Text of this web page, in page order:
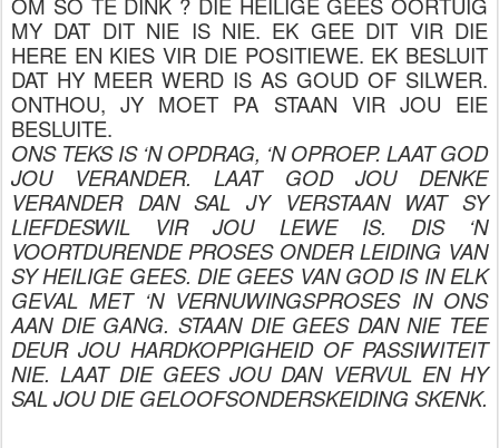
MY DAT DIT NIE IS NIE. EK GEE DIT VIR DIE
HERE EN KIES VIR DIE POSITIEWE. EK BESLUIT
DAT HY MEER WERD IS AS GOUD OF SILWER.
ONTHOU, JY MOET PA STAAN VIR JOU EIE
BESLUITE.
ONS TEKS IS ‘N OPDRAG, ‘N OPROEP. LAAT GOD
JOU VERANDER. LAAT GOD JOU DENKE
VERANDER DAN SAL JY VERSTAAN WAT SY
LIEFDESWIL VIR JOU LEWE IS. DIS ‘N
VOORTDURENDE PROSES ONDER LEIDING VAN
SY HEILIGE GEES. DIE GEES VAN GOD IS IN ELK
GEVAL MET ‘N VERNUWINGSPROSES IN ONS
AAN DIE GANG. STAAN DIE GEES DAN NIE TEE
DEUR JOU HARDKOPPIGHEID OF PASSIWITEIT
NIE. LAAT DIE GEES JOU DAN VERVUL EN HY
SAL JOU DIE GELOOFSONDERSKEIDING SKENK.